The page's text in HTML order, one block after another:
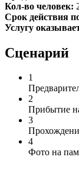
Кол-во человек:
Срок действия
Услугу
Сценарий
1
2
Прибытие
3
4
Фото на